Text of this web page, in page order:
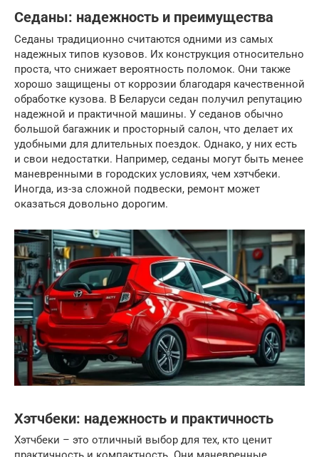
Седаны: надежность и преимущества
Седаны традиционно считаются одними из самых
надежных типов кузовов. Их конструкция относительно
проста, что снижает вероятность поломок. Они также
хорошо защищены от коррозии благодаря качественной
обработке кузова. В Беларуси седан получил репутацию
надежной и практичной машины. У седанов обычно
большой багажник и просторный салон, что делает их
удобными для длительных поездок. Однако, у них есть
и свои недостатки. Например, седаны могут быть менее
маневренными в городских условиях, чем хэтчбеки.
Иногда, из-за сложной подвески, ремонт может
оказаться довольно дорогим.
Хэтчбеки: надежность и практичность
Хэтчбеки – это отличный выбор для тех, кто ценит